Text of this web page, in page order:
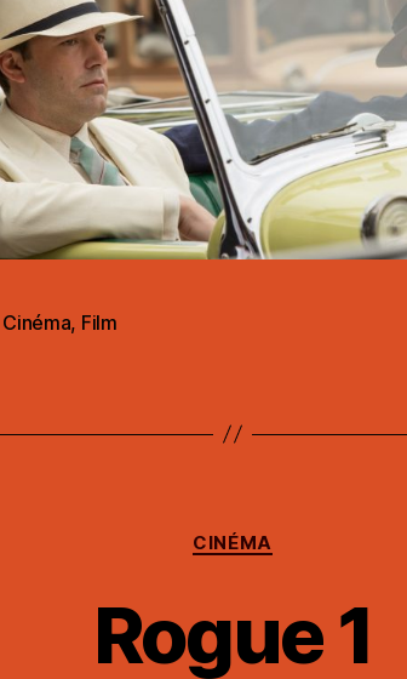
Cinéma, Film
Catégories
CINÉMA
Rogue 1